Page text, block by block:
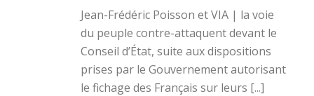
Jean-Frédéric Poisson et VIA | la voie
du peuple contre-attaquent devant le
Conseil d’État, suite aux dispositions
prises par le Gouvernement autorisant
le fichage des Français sur leurs [...]